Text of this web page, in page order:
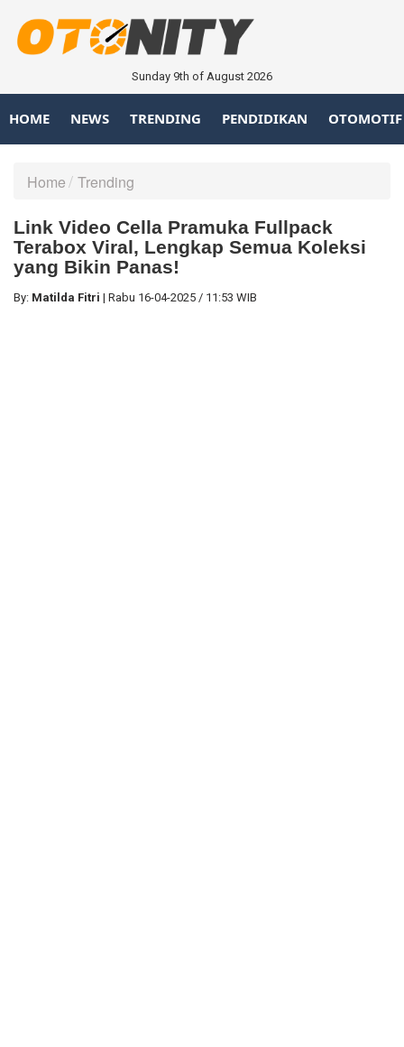
Sunday 9th of August 2026
HOME NEWS TRENDING PENDIDIKAN OTOMOTIF
Home Trending
Link Video Cella Pramuka Fullpack
Terabox Viral, Lengkap Semua Koleksi
yang Bikin Panas!
By: Matilda Fitri | Rabu 16-04-2025 / 11:53 WIB